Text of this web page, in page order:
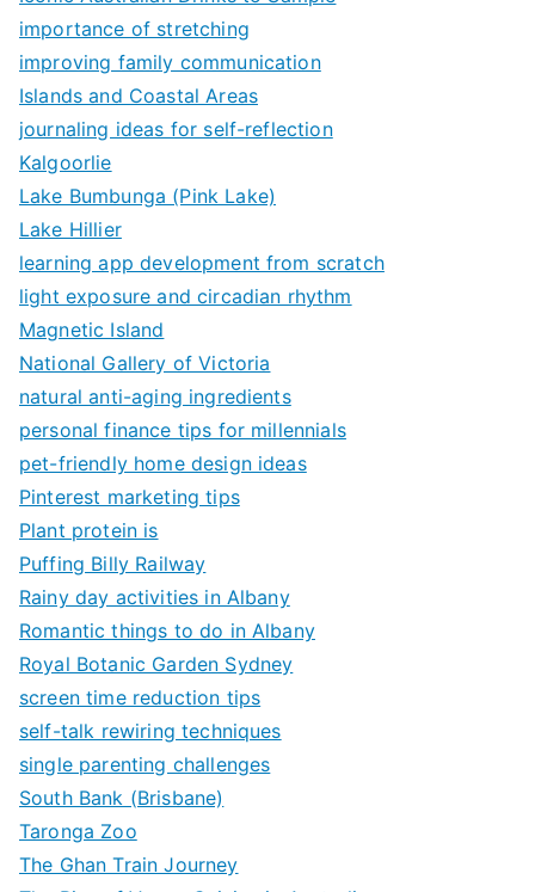
importance of stretching
improving family communication
Islands and Coastal Areas
journaling ideas for self-reflection
Kalgoorlie
Lake Bumbunga (Pink Lake)
Lake Hillier
learning app development from scratch
light exposure and circadian rhythm
Magnetic Island
National Gallery of Victoria
natural anti-aging ingredients
personal finance tips for millennials
pet-friendly home design ideas
Pinterest marketing tips
Plant protein is
Puffing Billy Railway
Rainy day activities in Albany
Romantic things to do in Albany
Royal Botanic Garden Sydney
screen time reduction tips
self-talk rewiring techniques
single parenting challenges
South Bank (Brisbane)
Taronga Zoo
The Ghan Train Journey